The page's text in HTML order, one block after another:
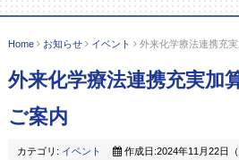
Home お知らせ イベント 外来化学療法連携充
外来化学療法連携充実加
ご案内
カテゴリ: イベント 作成日:2024年11月22日（